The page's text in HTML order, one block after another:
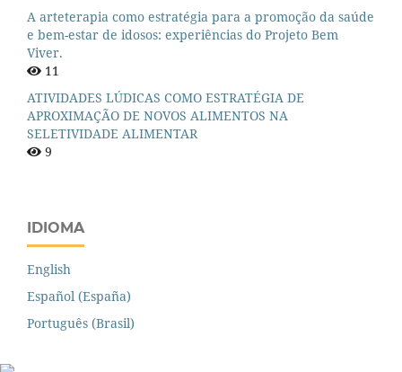
A arteterapia como estratégia para a promoção da saúde
e bem-estar de idosos: experiências do Projeto Bem
Viver.
11
ATIVIDADES LÚDICAS COMO ESTRATÉGIA DE
APROXIMAÇÃO DE NOVOS ALIMENTOS NA
SELETIVIDADE ALIMENTAR
9
IDIOMA
English
Español (España)
Português (Brasil)